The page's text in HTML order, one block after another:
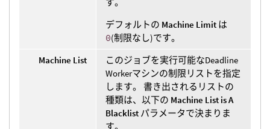
デフォルトの Machine Limit は
0(制限なし)です。
Machine List
このジョブを実行可能なDeadline
Workerマシンの制限リストを指定
します。 書き出されるリストの
種類は、以下の Machine List is A
Blacklist パラメータで決まりま
す。